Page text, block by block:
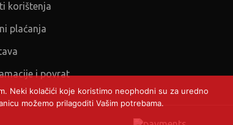
korištenja
plaćanja
i povrat
Neki kolačići koje koristimo neophodni su za uredno
možemo prilagoditi Vašim potrebama.